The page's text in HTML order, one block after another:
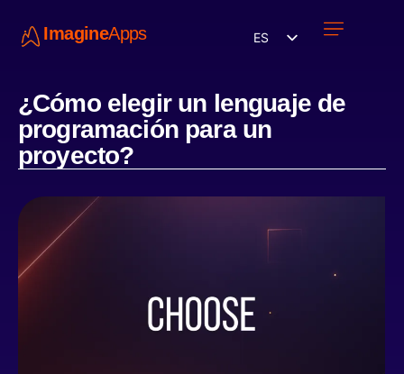
ImagineApps ES
¿Cómo elegir un lenguaje de
programación para un
proyecto?